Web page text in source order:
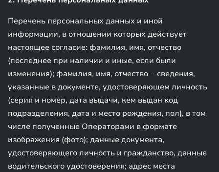
Перечень персональных данных и иной
информации, в отношении которых действует
настоящее согласие: фамилия, имя, отчество
(последнее при наличии и иные, если были
изменения); фамилия, имя, отчество − сведения,
указанные в документе, удостоверяющем личность
(серия и номер, дата выдачи, кем выдан код
подразделения, дата и место рождения, пол), в том
числе полученные Операторами в формате
изображения (фото); данные документа,
удостоверяющего личность и гражданство, данные
водительского удостоверения; адрес места